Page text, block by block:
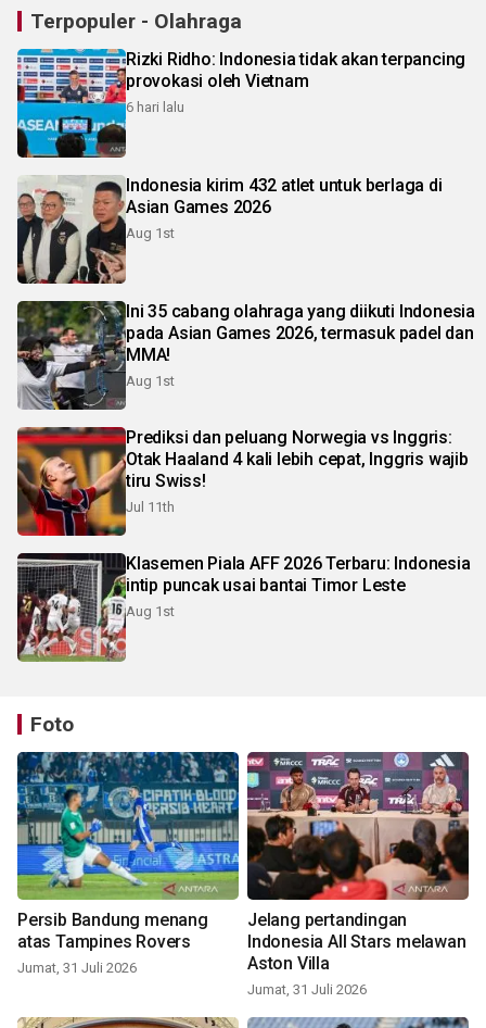
Terpopuler - Olahraga
Rizki Ridho: Indonesia tidak akan terpancing
provokasi oleh Vietnam
6 hari lalu
Indonesia kirim 432 atlet untuk berlaga di
Asian Games 2026
Aug 1st
Ini 35 cabang olahraga yang diikuti Indonesia
pada Asian Games 2026, termasuk padel dan
MMA!
Aug 1st
Prediksi dan peluang Norwegia vs Inggris:
Otak Haaland 4 kali lebih cepat, Inggris wajib
tiru Swiss!
Jul 11th
Klasemen Piala AFF 2026 Terbaru: Indonesia
intip puncak usai bantai Timor Leste
Aug 1st
Foto
Persib Bandung menang
atas Tampines Rovers
Jumat, 31 Juli 2026
Jelang pertandingan
Indonesia All Stars melawan
Aston Villa
Jumat, 31 Juli 2026